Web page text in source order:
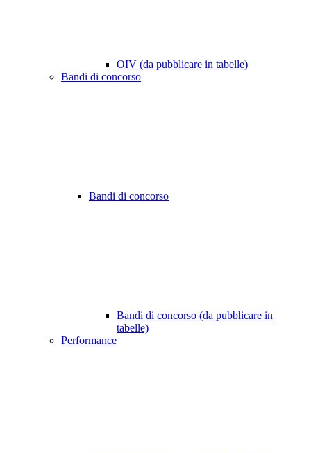
OIV (da pubblicare in tabelle)
Bandi di concorso
Bandi di concorso
Bandi di concorso (da pubblicare in
tabelle)
Performance